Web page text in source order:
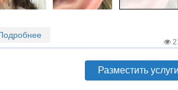
Разместить услуги